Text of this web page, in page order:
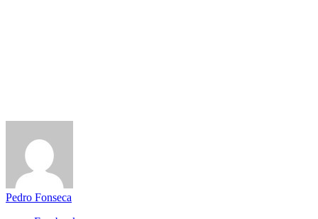
Pedro Fonseca